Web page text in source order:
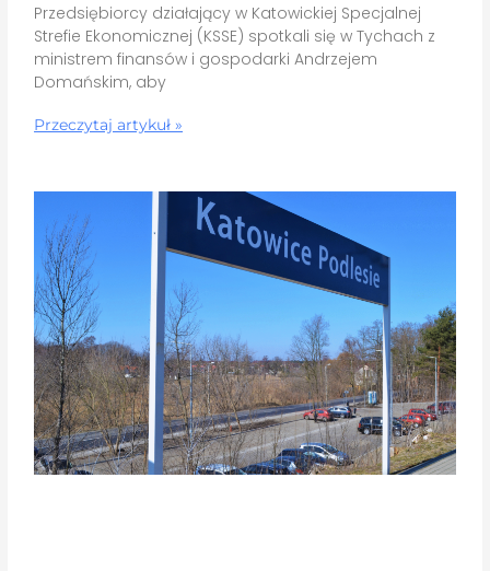
Przedsiębiorcy działający w Katowickiej Specjalnej
Strefie Ekonomicznej (KSSE) spotkali się w Tychach z
ministrem finansów i gospodarki Andrzejem
Domańskim, aby
Przeczytaj artykuł »